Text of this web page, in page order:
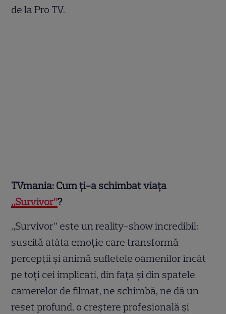
de la Pro TV.
TVmania: Cum ți-a schimbat viața
„Survivor”?
„Survivor” este un reality-show incredibil:
suscită atâta emoție care transformă
percepții și animă sufletele oamenilor încât
pe toți cei implicați, din fața și din spatele
camerelor de filmat, ne schimbă, ne dă un
reset profund, o creștere profesională și